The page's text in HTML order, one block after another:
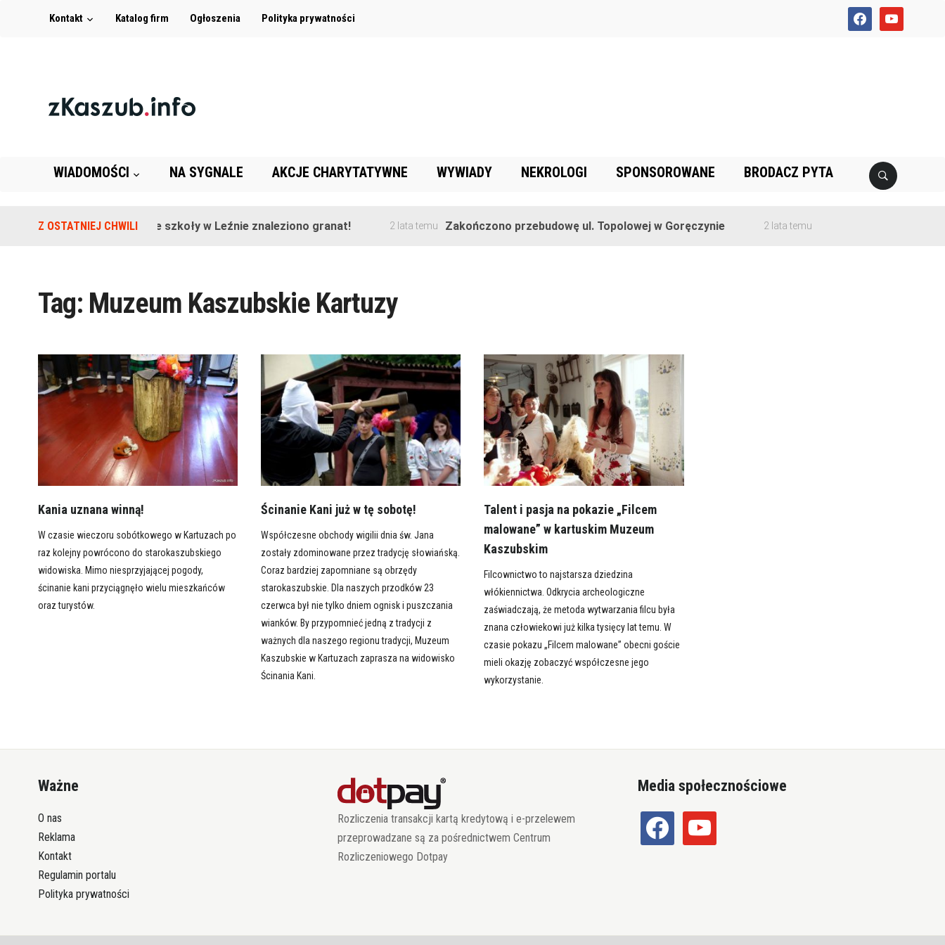
facebookyoutube
Kontakt Katalog firm Ogłoszenia Polityka prywatności
WIADOMOŚCI NA SYGNALE AKCJE CHARYTATYWNE WYWIADY NEKROLOGI SPONSOROWANE BRODACZ PYTA
Z OSTATNIEJ CHWILINa terenie szkoły w Leźnie znaleziono granat! 2 lata temu Zakończono przebudowę ul. Topolowej w Goręczynie 2 lata temu
Tag: Muzeum Kaszubskie Kartuzy
Kania uznana winną!
W czasie wieczoru sobótkowego w Kartuzach po
raz kolejny powrócono do starokaszubskiego
widowiska. Mimo niesprzyjającej pogody,
ścinanie kani przyciągnęło wielu mieszkańców
oraz turystów.
Ścinanie Kani już w tę sobotę!
Współczesne obchody wigilii dnia św. Jana
zostały zdominowane przez tradycję słowiańską.
Coraz bardziej zapomniane są obrzędy
starokaszubskie. Dla naszych przodków 23
czerwca był nie tylko dniem ognisk i puszczania
wianków. By przypomnieć jedną z tradycji z
ważnych dla naszego regionu tradycji, Muzeum
Kaszubskie w Kartuzach zaprasza na widowisko
Ścinania Kani.
Talent i pasja na pokazie „Filcem
malowane” w kartuskim Muzeum
Kaszubskim
Filcownictwo to najstarsza dziedzina
włókiennictwa. Odkrycia archeologiczne
zaświadczają, że metoda wytwarzania filcu była
znana człowiekowi już kilka tysięcy lat temu. W
czasie pokazu „Filcem malowane” obecni goście
mieli okazję zobaczyć współczesne jego
wykorzystanie.
Ważne
O nas
Reklama
Kontakt
Regulamin portalu
Polityka prywatności
Rozliczenia transakcji kartą kredytową i e-przelewem
przeprowadzane są za pośrednictwem Centrum
Rozliczeniowego Dotpay
Media społecznościowe
facebook youtube